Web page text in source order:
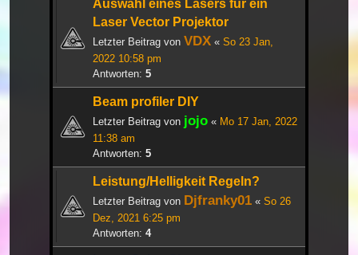
Auswahl eines Lasers für ein
Laser Vector Projektor
Letzter Beitrag von VDX « So 23 Jan,
2022 10:58 pm
Antworten: 5
Beam profiler DIY
Letzter Beitrag von jojo « Mo 17 Jan, 2022
11:38 am
Antworten: 5
Leistung/Helligkeit Regeln?
Letzter Beitrag von Djfranky01 « So 26
Dez, 2021 6:25 pm
Antworten: 4